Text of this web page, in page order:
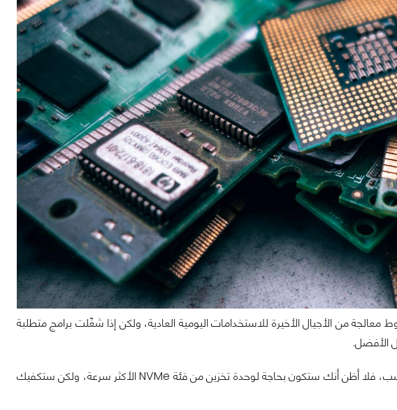
من الأجيال الأخيرة للاستخدامات اليومية العادية، ولكن إذا شغّلت برامج متطلبة
: إذا كُنت تبحث عن كمبيوتر لإنهاء الأعمال المكتبية فحسب، فلا أظن أنك ستكون بحاجة لوحدة تخزين من فئة NVMe الأكثر سرعة، ولكن ستكفيك